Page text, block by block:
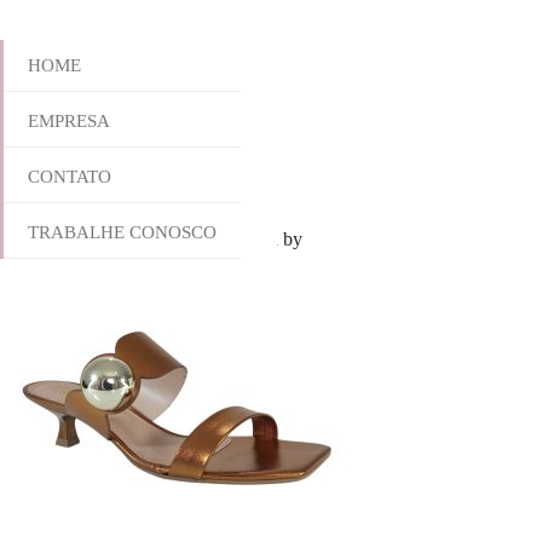
HOME
EMPRESA
CONTATO
TRABALHE CONOSCO
723-6138
outubro 28, 2025 8:19 am Published by